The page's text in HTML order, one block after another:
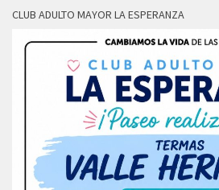
CLUB ADULTO MAYOR LA ESPERANZA